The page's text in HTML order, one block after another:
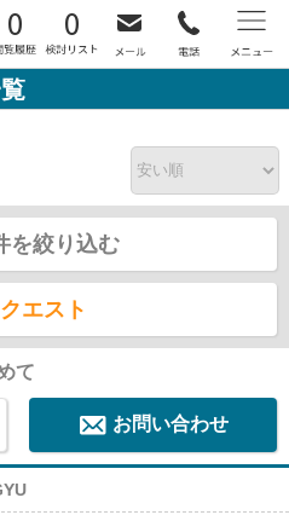
0 0
を絞り込む
エスト
て
お問い合わせ